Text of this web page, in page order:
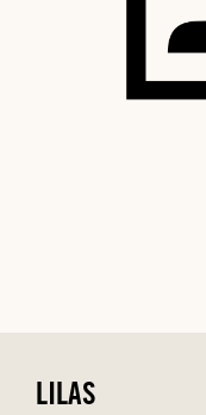
LILAS